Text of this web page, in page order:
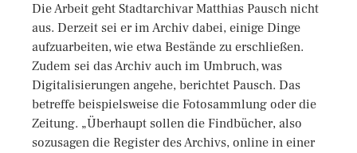
Die Arbeit geht Stadtarchivar Matthias Pausch nicht
aus. Derzeit sei er im Archiv dabei, einige Dinge
aufzuarbeiten, wie etwa Bestände zu erschließen.
Zudem sei das Archiv auch im Umbruch, was
Digitalisierungen angehe, berichtet Pausch. Das
betreffe beispielsweise die Fotosammlung oder die
Zeitung. „Überhaupt sollen die Findbücher, also
sozusagen die Register des Archivs, online in einer